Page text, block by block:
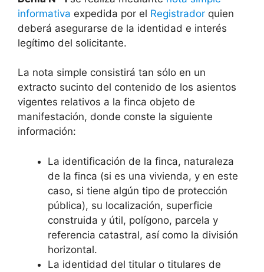
informativa expedida por el Registrador quien
deberá asegurarse de la identidad e interés
legítimo del solicitante.
La nota simple consistirá tan sólo en un
extracto sucinto del contenido de los asientos
vigentes relativos a la finca objeto de
manifestación, donde conste la siguiente
información:
La identificación de la finca, naturaleza
de la finca (si es una vivienda, y en este
caso, si tiene algún tipo de protección
pública), su localización, superficie
construida y útil, polígono, parcela y
referencia catastral, así como la división
horizontal.
La identidad del titular o titulares de